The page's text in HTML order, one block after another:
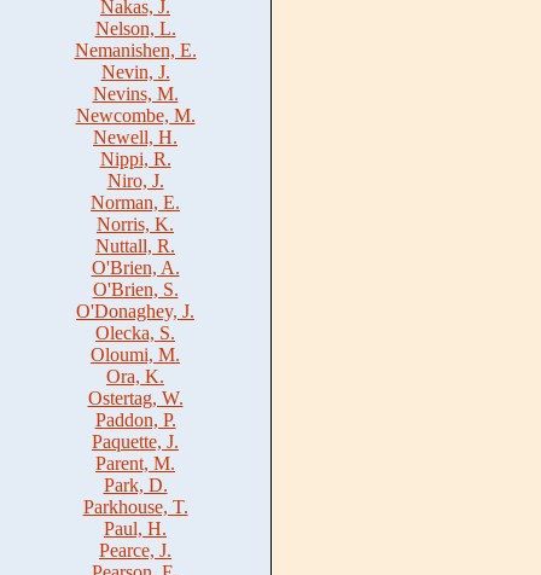
Nakas, J.
Nelson, L.
Nemanishen, E.
Nevin, J.
Nevins, M.
Newcombe, M.
Newell, H.
Nippi, R.
Niro, J.
Norman, E.
Norris, K.
Nuttall, R.
O'Brien, A.
O'Brien, S.
O'Donaghey, J.
Olecka, S.
Oloumi, M.
Ora, K.
Ostertag, W.
Paddon, P.
Paquette, J.
Parent, M.
Park, D.
Parkhouse, T.
Paul, H.
Pearce, J.